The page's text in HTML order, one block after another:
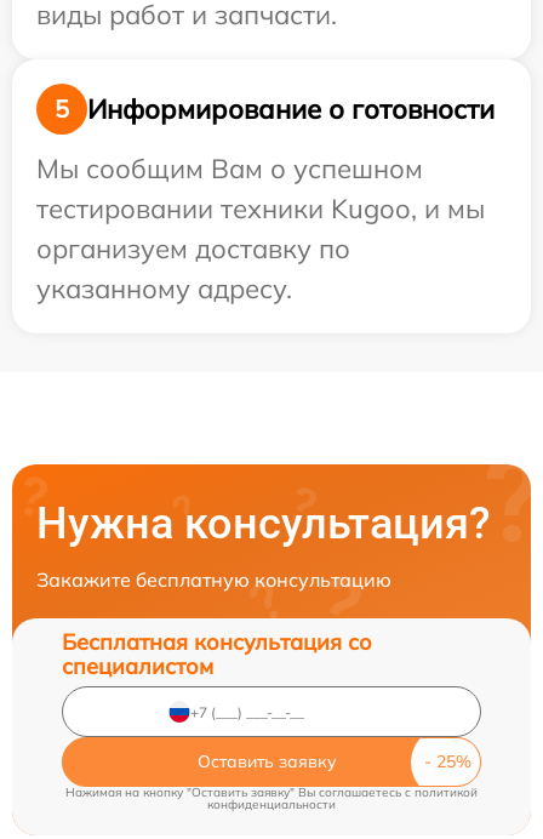
виды работ и запчасти.
5
Информирование о готовности
Мы сообщим Вам о успешном
тестировании техники Kugoo, и мы
организуем доставку по
указанному адресу.
Нужна консультация?
Закажите бесплатную консультацию
Бесплатная консультация со
специалистом
Оставить заявку
Нажимая на кнопку "Оставить заявку" Вы соглашаетесь c политикой
конфиденциальности